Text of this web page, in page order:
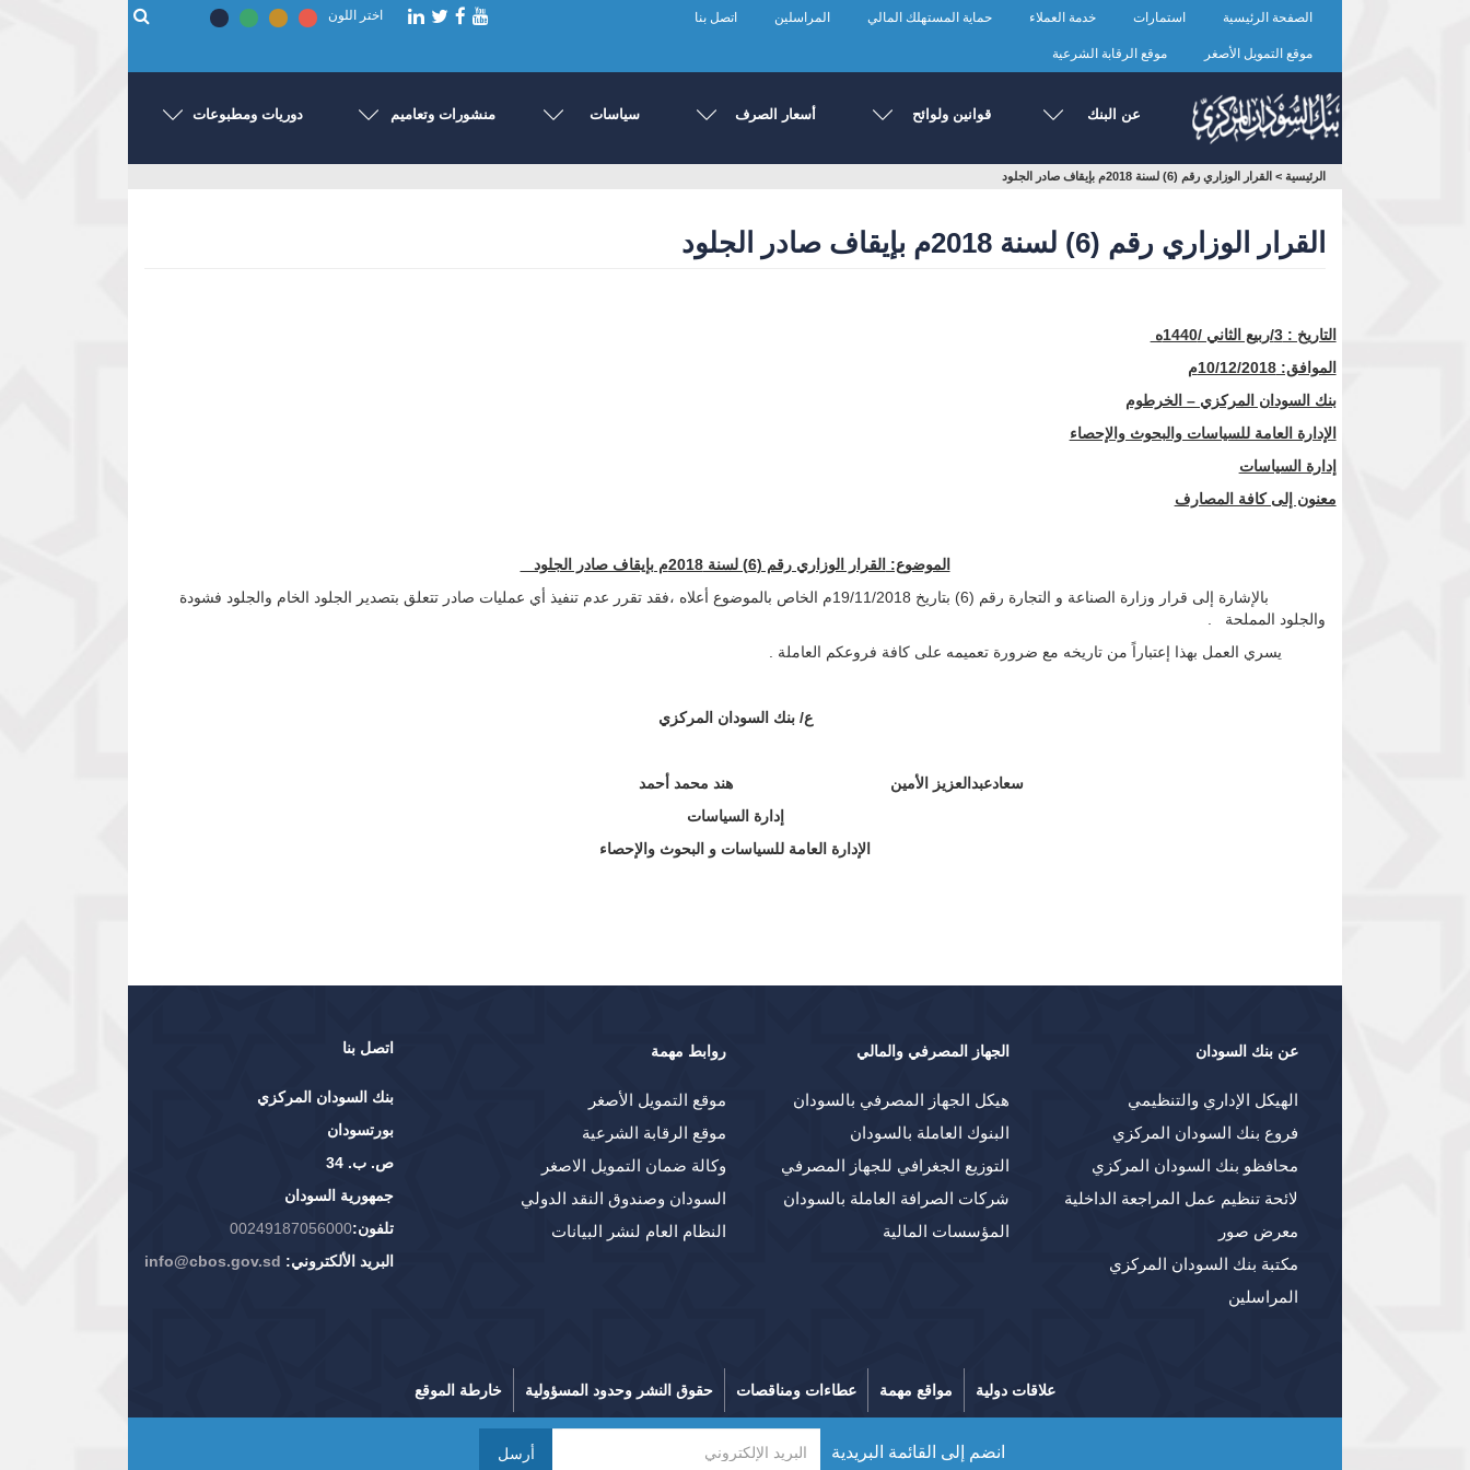
الصفحة الرئيسية استمارات خدمة العملاء حماية المستهلك المالي المراسلين اتصل بنا
موقع التمويل الأصغر موقع الرقابة الشرعية
اختر اللون
عن البنك قوانين ولوائح أسعار الصرف سياسات منشورات وتعاميم دوريات ومطبوعات
أنت
الرئيسية > القرار الوزاري رقم (6) لسنة 2018م بإيقاف صادر الجلود
القرار الوزاري رقم (6) لسنة 2018م بإيقاف صادر الجلود
التاريخ : 3/ربيع الثاني /1440ه
الموافق: 10/12/2018م
بنك السودان المركزي – الخرطوم
الإدارة العامة للسياسات والبحوث والإحصاء
إدارة السياسات
معنون إلى كافة المصارف
الموضوع: القرار الوزاري رقم (6) لسنة 2018م بإيقاف صادر الجلود
بالإشارة إلى قرار وزارة الصناعة و التجارة رقم (6) بتاريخ 19/11/2018م الخاص بالموضوع أعلاه ،فقد تقرر عدم تنفيذ أي عمليات صادر تتعلق بتصدير الجلود الخام والجلود فشودة
والجلود المملحة .
يسري العمل بهذا إعتباراً من تاريخه مع ضرورة تعميمه على كافة فروعكم العاملة .
ع/ بنك السودان المركزي
سعادعبدالعزيز الأمين هند محمد أحمد
إدارة السياسات
الإدارة العامة للسياسات و البحوث والإحصاء
اتصل بنا
بنك السودان المركزي
بورتسودان
ص. ب. 34
جمهورية السودان
تلفون:00249187056000
البريد الألكتروني: info@cbos.gov.sd
عن بنك السودان
الهيكل الإداري والتنظيمي
فروع بنك السودان المركزي
محافظو بنك السودان المركزي
لائحة تنظيم عمل المراجعة الداخلية
معرض صور
مكتبة بنك السودان المركزي
المراسلين
الجهاز المصرفي والمالي
هيكل الجهاز المصرفي بالسودان
البنوك العاملة بالسودان
التوزيع الجغرافي للجهاز المصرفي
شركات الصرافة العاملة بالسودان
المؤسسات المالية
روابط مهمة
موقع التمويل الأصغر
موقع الرقابة الشرعية
وكالة ضمان التمويل الاصغر
السودان وصندوق النقد الدولي
النظام العام لنشر البيانات
خارطة الموقع حقوق النشر وحدود المسؤولية عطاءات ومناقصات مواقع مهمة علاقات دولية
انضم إلى القائمة البريدية أرسل